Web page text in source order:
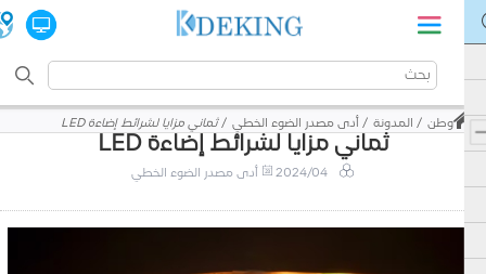
وطن المدونة أدى مصدر الضوء الخطي ثماني مزايا لشرائط إضاءة LED
ثماني مزايا لشرائط إضاءة LED
2024/04 أدى مصدر الضوء الخطي